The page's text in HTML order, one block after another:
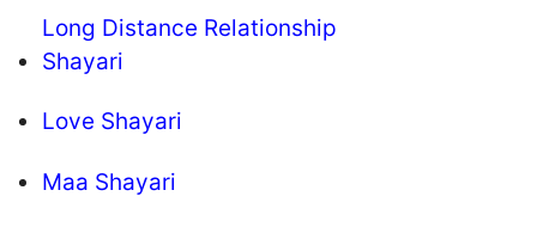
Long Distance Relationship
Shayari
Love Shayari
Maa Shayari